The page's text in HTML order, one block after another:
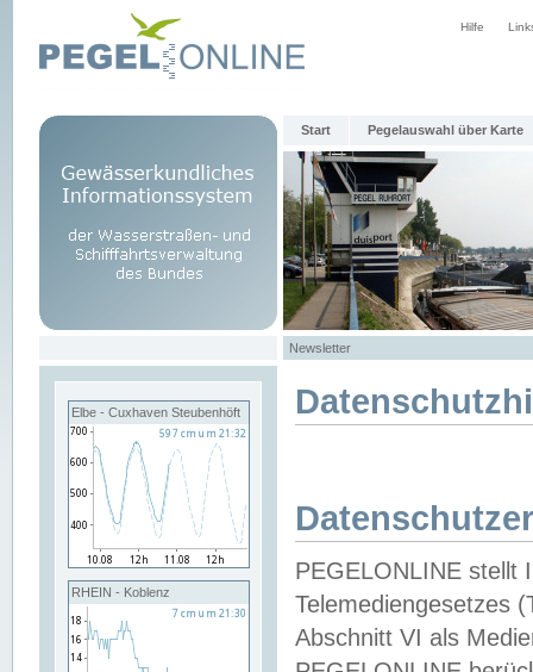
Hilfe
Start Pegelauswahl über Karte
Newsletter
Elbe - Cuxhaven Steubenhöft
RHEIN - Koblenz
PEGELONLINE stellt
Telemediengesetzes
Abschnitt VI als